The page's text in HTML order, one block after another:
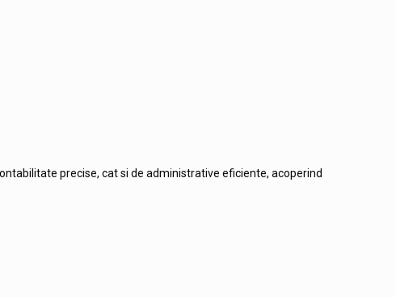
precise, cat si de administrative eficiente, acoperind